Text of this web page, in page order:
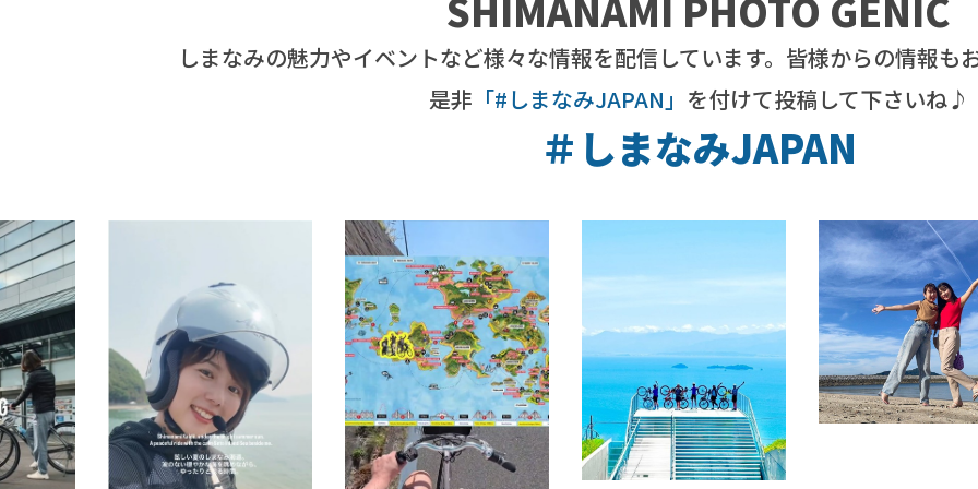
しまなみの魅力やイベントなど様々な情報を配信しています。皆様からの情報も
是非 「#しまなみJAPAN」 を付けて投稿して下さいね♪
＃しまなみJAPAN